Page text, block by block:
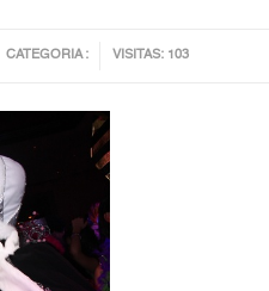
CATEGORIA : VISITAS: 103